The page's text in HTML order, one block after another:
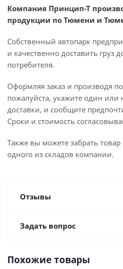
Компания Принцип-Т
продукции по Тюмени и
Собственный автопарк
и качественно доставить груз
потребителя.
Оформляя заказ и производя
пожалуйста, укажите один или
доставки, и сообщите
Сроки и стоимость
Также вы можете забрать товар
одного из складов компании.
Отзывы
Задать вопрос
Похожие товары